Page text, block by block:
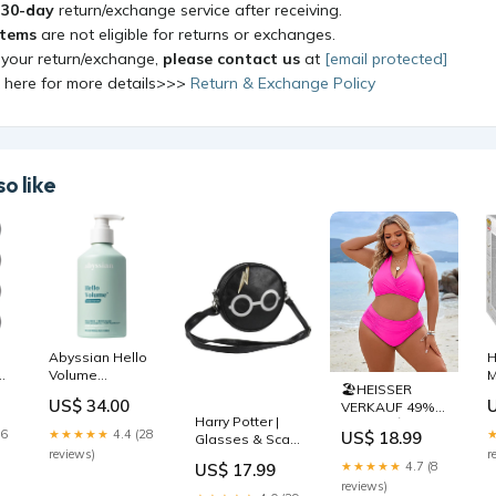
30-day return/exchange service after receiving.
are not eligible for returns or exchanges.
return/exchange, please contact us at [email protected]
here for more details>>> Return & Exchange Policy
like
Abyssian Hello
Volume
ml) set
US$ 34.00
★★★★★ 4.4 (28
reviews)
Harry Potter |
Glasses & Scar
Sailor Venus
US$ 17.99
🏖️HEISSER
VERKAUF 49%
Buikcontrole
Badpakken
Bescheiden
US$ 18.99
★★★★★ 4.7 (8
reviews)